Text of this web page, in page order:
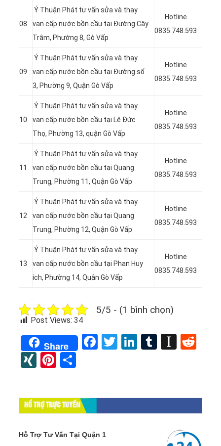
08
Ý Thuận Phát tư vấn sửa và thay
van cấp nước bồn cầu tại Đường Cây
Trâm, Phường 8, Gò Vấp
Hotline
0835.748.593
09
Ý Thuận Phát tư vấn sửa và thay
van cấp nước bồn cầu tại Đường số
3, Phường 9, Quận Gò Vấp
Hotline
0835.748.593
10
Ý Thuận Phát tư vấn sửa và thay
van cấp nước bồn cầu tại Lê Đức
Thọ, Phường 13, quận Gò Vấp
Hotline
0835.748.593
11
Ý Thuận Phát tư vấn sửa và thay
van cấp nước bồn cầu tại Quang
Trung, Phường 11, Quận Gò Vấp
Hotline
0835.748.593
12
Ý Thuận Phát tư vấn sửa và thay
van cấp nước bồn cầu tại Quang
Trung, Phường 12, Quận Gò Vấp
Hotline
0835.748.593
13
Ý Thuận Phát tư vấn sửa và thay
van cấp nước bồn cầu tại Phan Huy
ích, Phường 14, Quận Gò Vấp
Hotline
0835.748.593
5/5 - (1 bình chọn)
Post Views: 34
Share Facebook
TwitterLinkedIn
Tumblr
XINGPinterest
HỔ TRỢ TRỰC TUYẾN
Hỗ Trợ Tư Vấn Tại Quận 1